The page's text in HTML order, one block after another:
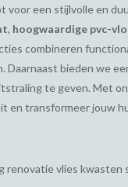
voor een stijlvolle en
, hoogwaardige pvc-
combineren
Daarnaast bieden we
te geven. Met
en transformeer jouw
renovatie vlies kwasten